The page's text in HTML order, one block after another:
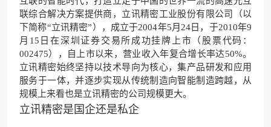
联综合解决方案提供商，立讯精密工业股份有限公司（以
下简称“立讯精密”），成立于2004年5月24日，于2010年9
月15日在深圳证券交易所成功挂牌上市（股票代码：
002475），自上市以来，营业收入年复合增长率达50%。
立讯精密始终坚持以技术导向为核心，集产品研发和应用
服务于一体，并逐步实现从传统制造向智能制造跨越，从
规模上来看也是立讯精密的公司规模更大。
立讯精密是国企还是私企